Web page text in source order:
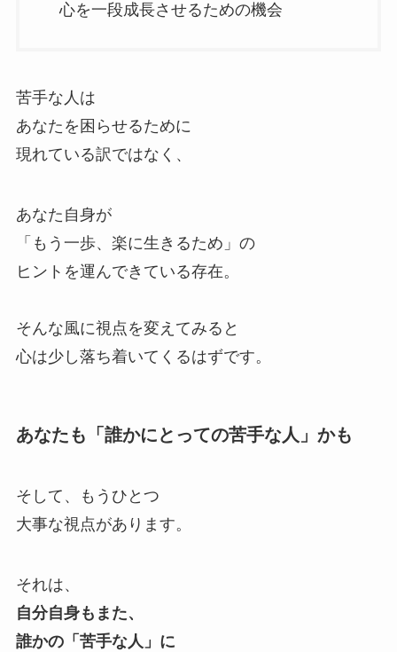
心を一段成長させるための機会
苦手な人は
あなたを困らせるために
現れている訳ではなく、
あなた自身が
「もう一歩、楽に生きるため」の
ヒントを運んできている存在。
そんな風に視点を変えてみると
心は少し落ち着いてくるはずです。
あなたも「誰かにとっての苦手な人」かも
そして、もうひとつ
大事な視点があります。
それは、
自分自身もまた、
誰かの「苦手な人」に